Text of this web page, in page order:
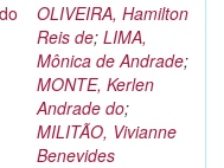
OLIVEIRA, Hamilton
Reis de; LIMA,
Mônica de Andrade;
MONTE, Kerlen
Andrade do;
MILITÃO, Vivianne
Benevides